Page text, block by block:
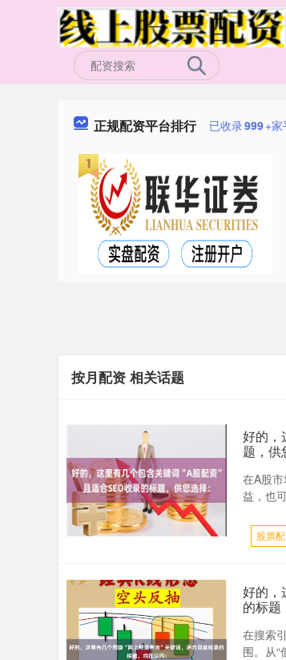
正规配资平台排行 已收录999+家
按月配资 相关话题
好的，
题，供
在A股
益，也
股票
好的，
的标题
在搜索
围。从“